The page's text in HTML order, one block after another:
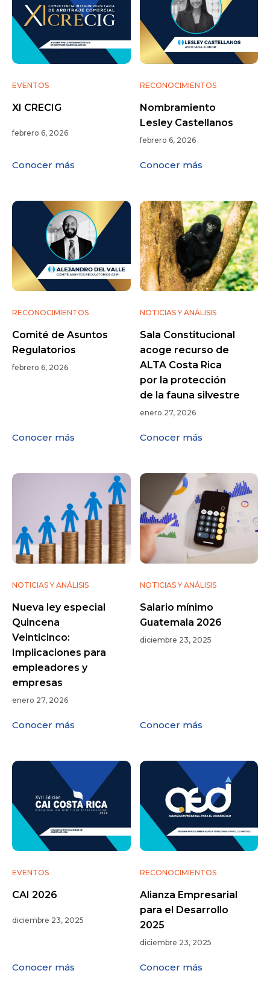
EVENTOS
XI CRECIG
febrero 6, 2026
Conocer más
RECONOCIMIENTOS
Nombramiento
Lesley Castellanos
febrero 6, 2026
Conocer más
RECONOCIMIENTOS
Comité de Asuntos
Regulatorios
febrero 6, 2026
Conocer más
NOTICIAS Y ANÁLISIS
Sala Constitucional
acoge recurso de
ALTA Costa Rica
por la protección
de la fauna silvestre
enero 27, 2026
Conocer más
NOTICIAS Y ANÁLISIS
Nueva ley especial
Quincena
Veinticinco:
Implicaciones para
empleadores y
empresas
enero 27, 2026
Conocer más
NOTICIAS Y ANÁLISIS
Salario mínimo
Guatemala 2026
diciembre 23, 2025
Conocer más
EVENTOS
CAI 2026
diciembre 23, 2025
Conocer más
RECONOCIMIENTOS
Alianza Empresarial
para el Desarrollo
2025
diciembre 23, 2025
Conocer más